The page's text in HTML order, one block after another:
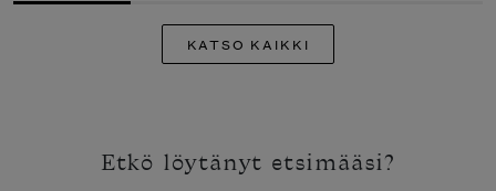
KATSO KAIKKI
Etkö löytänyt etsimääsi?